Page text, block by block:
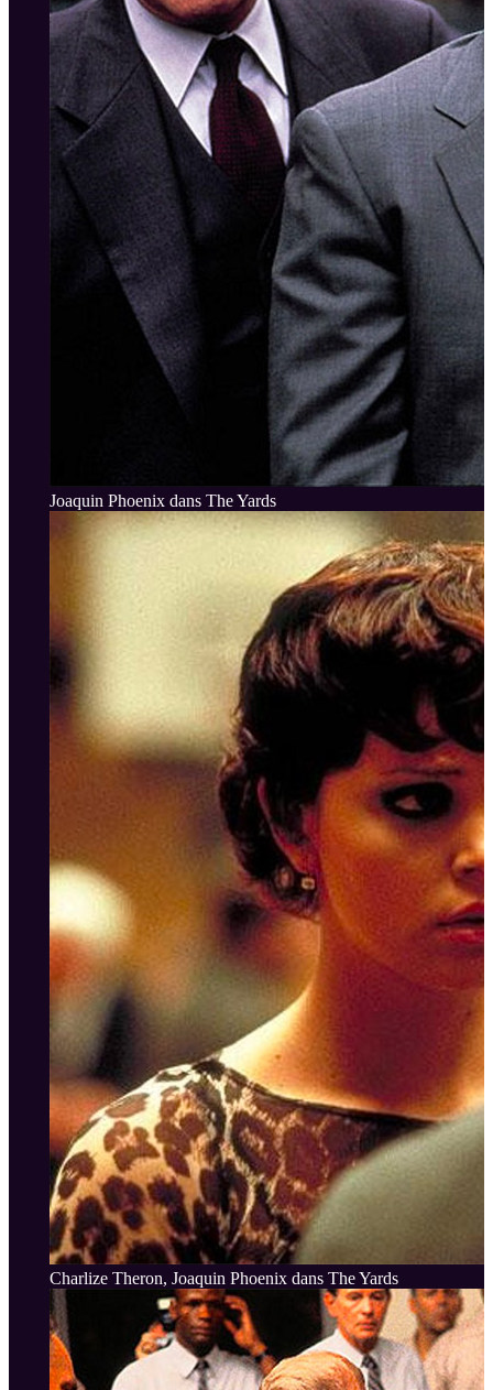
Joaquin Phoenix dans The Yards
Charlize Theron, Joaquin Phoenix dans The Yards